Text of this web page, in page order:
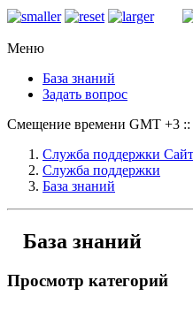
Меню
База знаний
Задать вопрос
Смещение времени GMT +3 ::
Служба поддержки
Служба поддержки
База знаний
База знаний
Просмотр категорий